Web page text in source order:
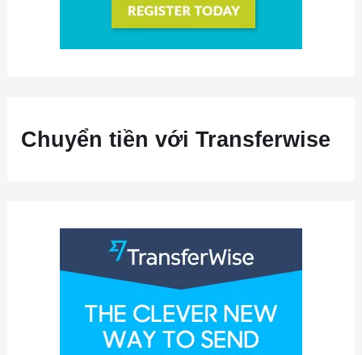
Chuyển tiền với Transferwise